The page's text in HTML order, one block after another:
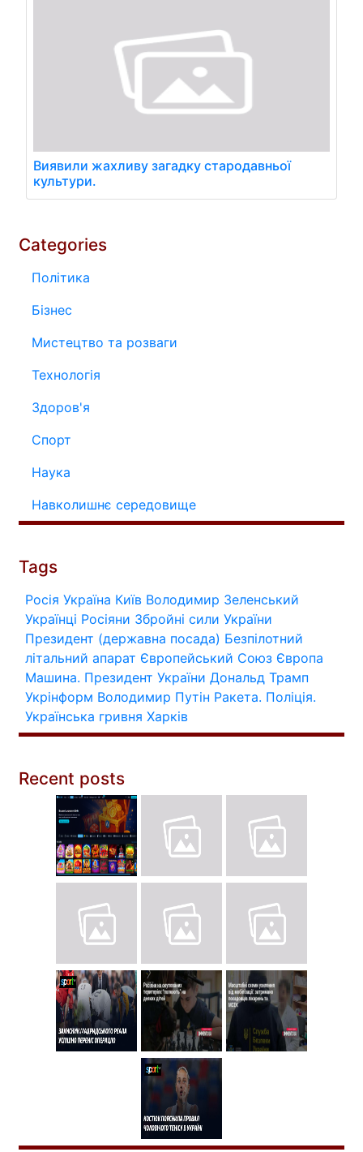
Виявили жахливу загадку стародавньої
культури.
Categories
Політика
Бізнес
Мистецтво та розваги
Технологія
Здоров'я
Спорт
Наука
Навколишнє середовище
Tags
Росія Україна Київ Володимир Зеленський
Українці Росіяни Збройні сили України
Президент (державна посада) Безпілотний
літальний апарат Європейський Союз Європа
Машина. Президент України Дональд Трамп
Укрінформ Володимир Путін Ракета. Поліція.
Українська гривня Харків
Recent posts